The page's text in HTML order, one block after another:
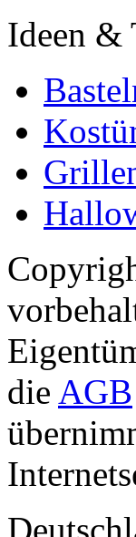
Ideen &
die AGB